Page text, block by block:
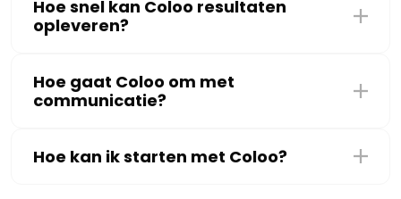
Hoe snel kan Coloo resultaten
opleveren?
Hoe gaat Coloo om met
communicatie?
Hoe kan ik starten met Coloo?